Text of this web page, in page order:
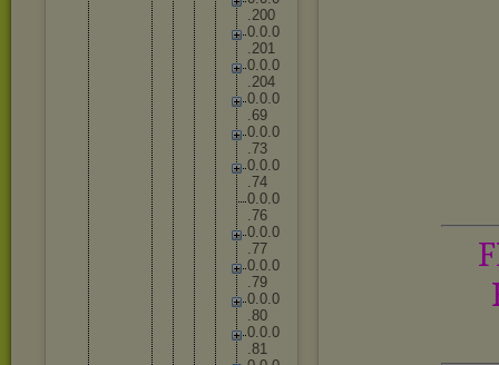
.200
0.0.0
.201
0.0.0
.204
0.0.0
.69
0.0.0
.73
0.0.0
.74
0.0.0
.76
0.0.0
.77
0.0.0
.79
0.0.0
.80
0.0.0
.81